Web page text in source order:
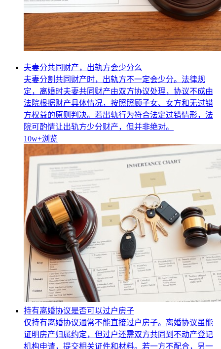
夫妻分共同财产，出轨方会少分么
夫妻分割共同财产时，出轨方不一定会少分。法律规
定，离婚时夫妻共同财产由双方协议处理，协议不成由
法院根据财产具体情况，按照照顾子女、女方和无过错
方权益的原则判决。若出轨行为符合法定过错情形，法
院可酌情让出轨方少分财产，但并非绝对。
10w+浏览
持有离婚协议是否可以过户房子
仅持有离婚协议通常不能直接过户房子。离婚协议虽能
证明房产归属约定，但过户还需双方共同到不动产登记
机构申请，提交相关证件和材料。若一方不配合，另一